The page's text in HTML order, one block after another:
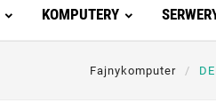
KOMPUTERY
Fajnykomputer